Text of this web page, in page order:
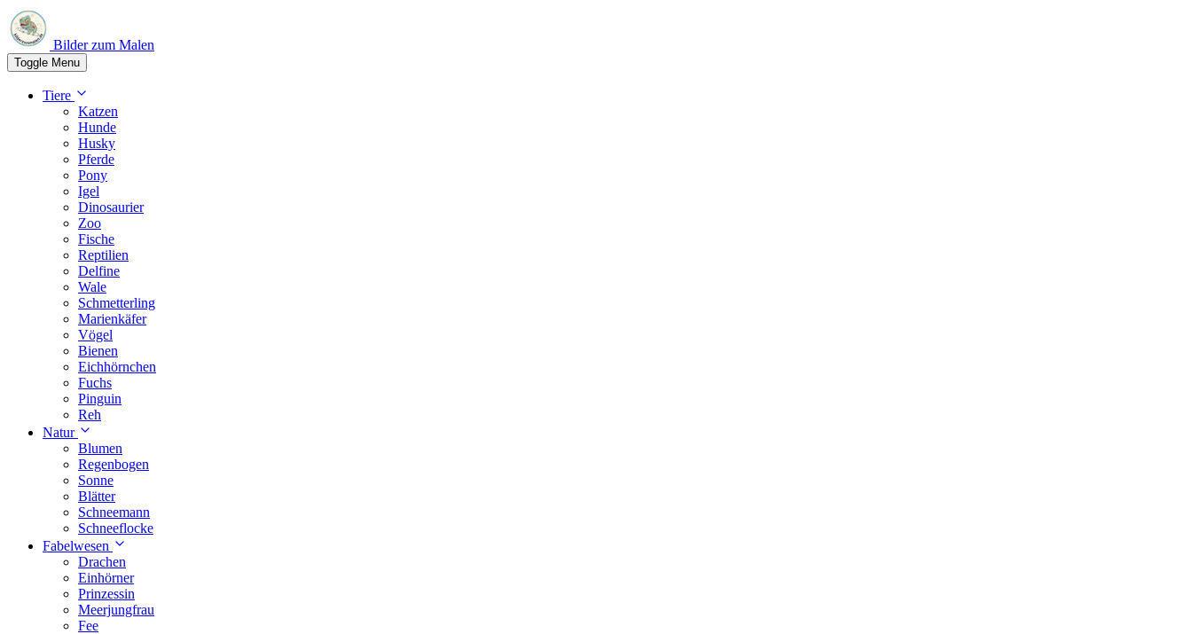
Bilder zum Malen
Toggle Menu
Tiere
Katzen
Hunde
Husky
Pferde
Pony
Igel
Dinosaurier
Zoo
Fische
Reptilien
Delfine
Wale
Schmetterling
Marienkäfer
Vögel
Bienen
Eichhörnchen
Fuchs
Pinguin
Reh
Natur
Blumen
Regenbogen
Sonne
Blätter
Schneemann
Schneeflocke
Fabelwesen
Drachen
Einhörner
Prinzessin
Meerjungfrau
Fee